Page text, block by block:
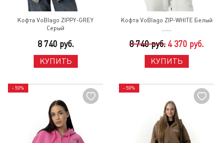
Кофта VoBlago ZIPPY-GREY
Серый
8 740 руб.
КУПИТЬ
Кофта VoBlago ZIP-WHITE Белый
8 740 руб. 4 370 руб.
КУПИТЬ
- 50% - 50%